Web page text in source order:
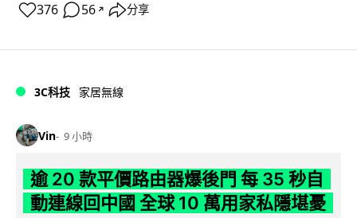
376 56 ↗ 分享
3C科技 家居無線
Vin 9 小時
逾 20 款平價路由器爆後門 每 35 秒自
動連線回中國 全球 10 萬用家私隱堪憂